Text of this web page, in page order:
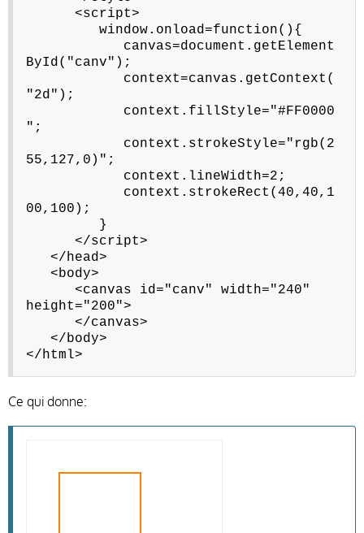
<script>
window.onload=function(){
canvas=document.getElement
ById("canv");
context=canvas.getContext(
"2d");
context.fillStyle="#FF0000
";
context.strokeStyle="rgb(2
55,127,0)";
context.lineWidth=2;
context.strokeRect(40,40,1
00,100);
}
</script>
</head>
<body>
<canvas id="canv" width="240"
height="200">
</canvas>
</body>
</html>
Ce qui donne: